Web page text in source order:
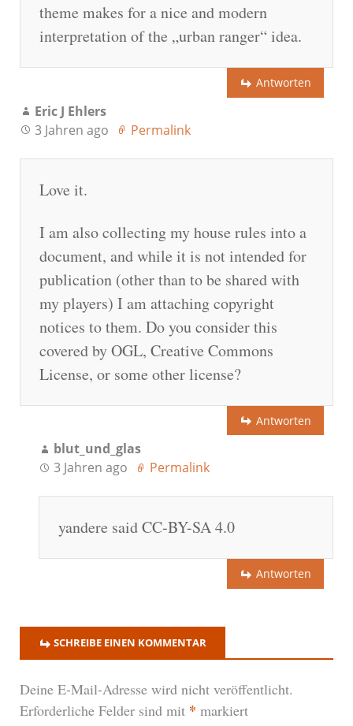
theme makes for a nice and modern
interpretation of the „urban ranger“ idea.
Antworten
Eric J Ehlers
3 Jahren ago
Permalink
Love it.
I am also collecting my house rules into a
document, and while it is not intended for
publication (other than to be shared with
my players) I am attaching copyright
notices to them. Do you consider this
covered by OGL, Creative Commons
License, or some other license?
Antworten
blut_und_glas
3 Jahren ago
Permalink
yandere said CC-BY-SA 4.0
Antworten
SCHREIBE EINEN KOMMENTAR
Deine E-Mail-Adresse wird nicht veröffentlicht.
Erforderliche Felder sind mit * markiert